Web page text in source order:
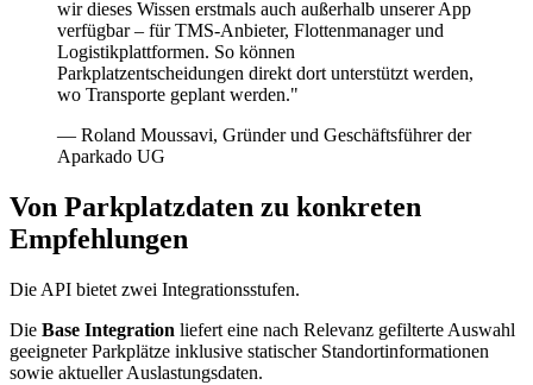
wir dieses Wissen erstmals auch außerhalb unserer App
verfügbar – für TMS-Anbieter, Flottenmanager und
Logistikplattformen. So können
Parkplatzentscheidungen direkt dort unterstützt werden,
wo Transporte geplant werden."
— Roland Moussavi, Gründer und Geschäftsführer der
Aparkado UG
Von Parkplatzdaten zu konkreten
Empfehlungen
Die API bietet zwei Integrationsstufen.
Die Base Integration liefert eine nach Relevanz gefilterte Auswahl
geeigneter Parkplätze inklusive statischer Standortinformationen
sowie aktueller Auslastungsdaten.